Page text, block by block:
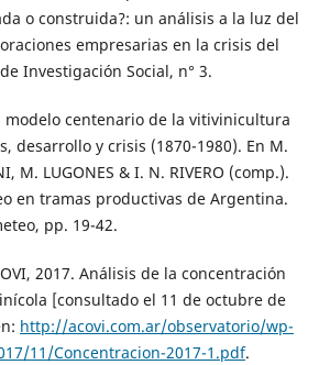
o construida?: un análisis a la luz del
empresarias en la crisis del
Investigación Social, n° 3.
modelo centenario de la vitivinicultura
desarrollo y crisis (1870-1980). En M.
M. LUGONES & I. N. RIVERO (comp.).
en tramas productivas de Argentina.
pp. 19-42.
2017. Análisis de la concentración
[consultado el 11 de octubre de
http://acovi.com.ar/observatorio/wp-
11/Concentracion-2017-1.pdf.